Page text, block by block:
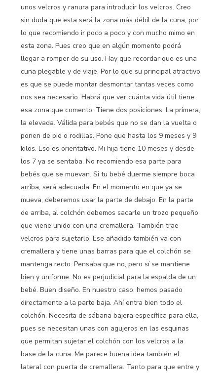
unos velcros y ranura para introducir los velcros. Creo
sin duda que esta será la zona más débil de la cuna, por
lo que recomiendo ir poco a poco y con mucho mimo en
esta zona. Pues creo que en algún momento podrá
llegar a romper de su uso. Hay que recordar que es una
cuna plegable y de viaje. Por lo que su principal atractivo
es que se puede montar desmontar tantas veces como
nos sea necesario. Habrá que ver cuánta vida útil tiene
esa zona que comento. Tiene dos posiciones. La primera,
la elevada. Válida para bebés que no se dan la vuelta o
ponen de pie o rodillas. Pone que hasta los 9 meses y 9
kilos. Eso es orientativo. Mi hija tiene 10 meses y desde
los 7 ya se sentaba. No recomiendo esa parte para
bebés que se muevan. Si tu bebé duerme siempre boca
arriba, será adecuada. En el momento en que ya se
mueva, deberemos usar la parte de debajo. En la parte
de arriba, al colchón debemos sacarle un trozo pequeño
que viene unido con una cremallera. También trae
velcros para sujetarlo. Ese añadido también va con
cremallera y tiene unas barras para que el colchón se
mantenga recto. Pensaba que no, pero sí se mantiene
bien y uniforme. No es perjudicial para la espalda de un
bebé. Buen diseño. En nuestro caso, hemos pasado
directamente a la parte baja. Ahí entra bien todo el
colchón. Necesita de sábana bajera específica para ella,
pues se necesitan unas con agujeros en las esquinas
que permitan sujetar el colchón con los velcros a la
base de la cuna. Me parece buena idea también el
lateral con puerta de cremallera. Tanto para que entre y